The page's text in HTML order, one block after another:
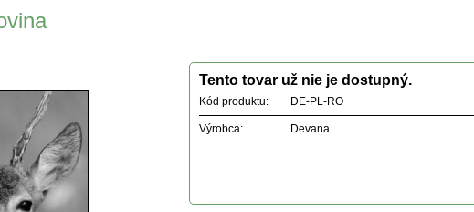
Tento tovar už nie je dostupný.
Kód produktu: DE-PL-RO
Výrobca: Devana